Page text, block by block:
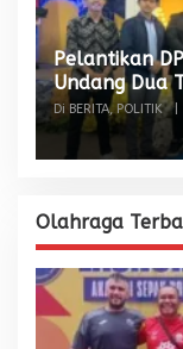
Pelantikan DPP
Undang Dua
dan Malaysia
Di BERITA, POLITIK
Olahraga